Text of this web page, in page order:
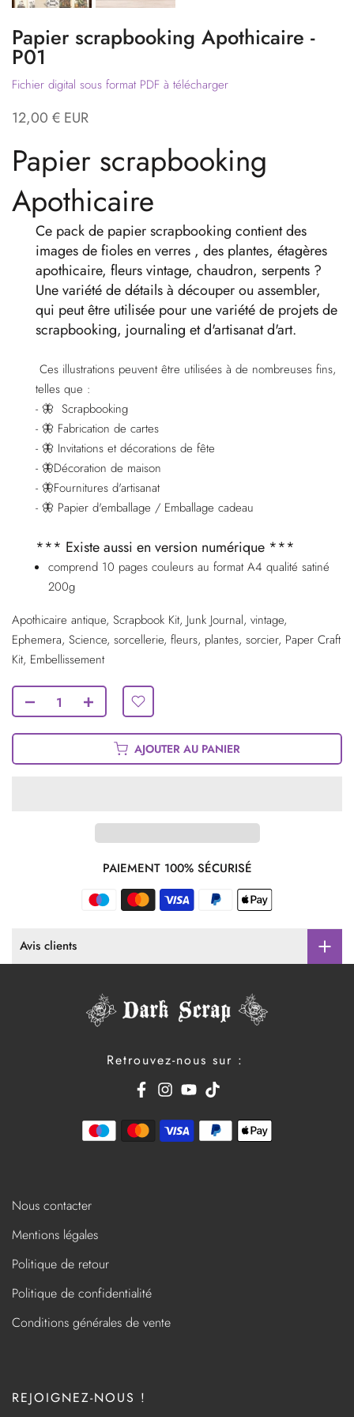
Papier scrapbooking Apothicaire -
P01
Fichier digital sous format PDF à télécharger
12,00 € EUR
Papier scrapbooking
Apothicaire
Ce pack de papier scrapbooking contient des
images de fioles en verres , des plantes, étagères
apothicaire, fleurs vintage, chaudron, serpents ?
Une variété de détails à découper ou assembler,
qui peut être utilisée pour une variété de projets de
scrapbooking, journaling et d'artisanat d'art.
Ces illustrations peuvent être utilisées à de nombreuses fins,
telles que :
- 🦋 Scrapbooking
- 🦋 Fabrication de cartes
- 🦋 Invitations et décorations de fête
- 🦋Décoration de maison
- 🦋Fournitures d'artisanat
- 🦋 Papier d'emballage / Emballage cadeau
*** Existe aussi en version numérique ***
comprend 10 pages couleurs au format A4 qualité satiné
200g
Apothicaire antique, Scrapbook Kit, Junk Journal, vintage,
Ephemera, Science, sorcellerie, fleurs, plantes, sorcier, Paper Craft
Kit, Embellissement
AJOUTER AU PANIER
PAIEMENT 100% SÉCURISÉ
Avis clients
Retrouvez-nous sur :
Nous contacter
Mentions légales
Politique de retour
Politique de confidentialité
Conditions générales de vente
REJOIGNEZ-NOUS !